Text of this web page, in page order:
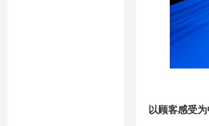
以顾客感受